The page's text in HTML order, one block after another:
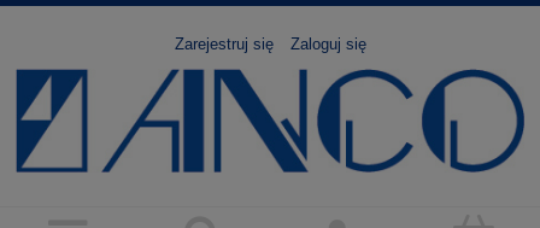
Zarejestruj się Zaloguj się